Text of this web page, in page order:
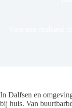
In Dalfsen en
bij huis. Van